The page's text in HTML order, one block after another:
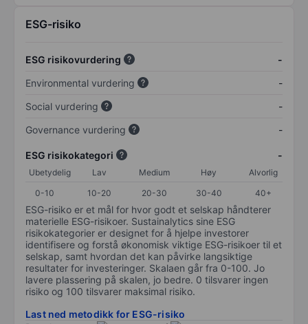
ESG-risiko
ESG risikovurdering
-
Environmental vurdering
-
Social vurdering
-
Governance vurdering
-
ESG risikokategori -
Ubetydelig Lav Medium Høy
Alvorlig
0-10
10-20 20-30 30-40 40+
ESG-risiko er et mål for hvor godt et selskap håndterer
materielle ESG-risikoer. Sustainalytics sine ESG
risikokategorier er designet for å hjelpe investorer
identifisere og forstå økonomisk viktige ESG-risikoer til et
selskap, samt hvordan det kan påvirke langsiktige
resultater for investeringer. Skalaen går fra 0-100. Jo
lavere plassering på skalen, jo bedre. 0 tilsvarer ingen
risiko og 100 tilsvarer maksimal risiko.
Last ned metodikk for ESG-risiko